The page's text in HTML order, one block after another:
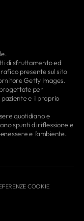
di sfruttamento ed
presente sul sito
Getty Images.
per
e il proprio
quotidiano e
spunti di riflessione e
e l’ambiente.
COOKIE